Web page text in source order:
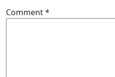
Comment*